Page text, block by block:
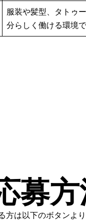
服装や髪型、タトゥ
分らしく働ける環境で
募
方は以下のボタンよ